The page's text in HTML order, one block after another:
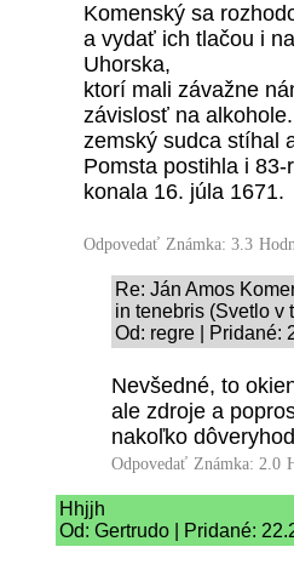
Komenský sa
a vydať ich tlačou i
Uhorska,
ktorí mali závažne
závislosť na
zemský sudca stíhal
Pomsta postihla i
konala 16. júla 1671.
Odpovedať Známka: 3.3
Re: Ján Amos
in tenebris (Svetlo v
Od: regre | Pridané:
Nevšedné, to
ale zdroje a
nakoľko
Odpovedať Známka: 2.0
Hhjjh
Od: Gertrudo | Pridané: